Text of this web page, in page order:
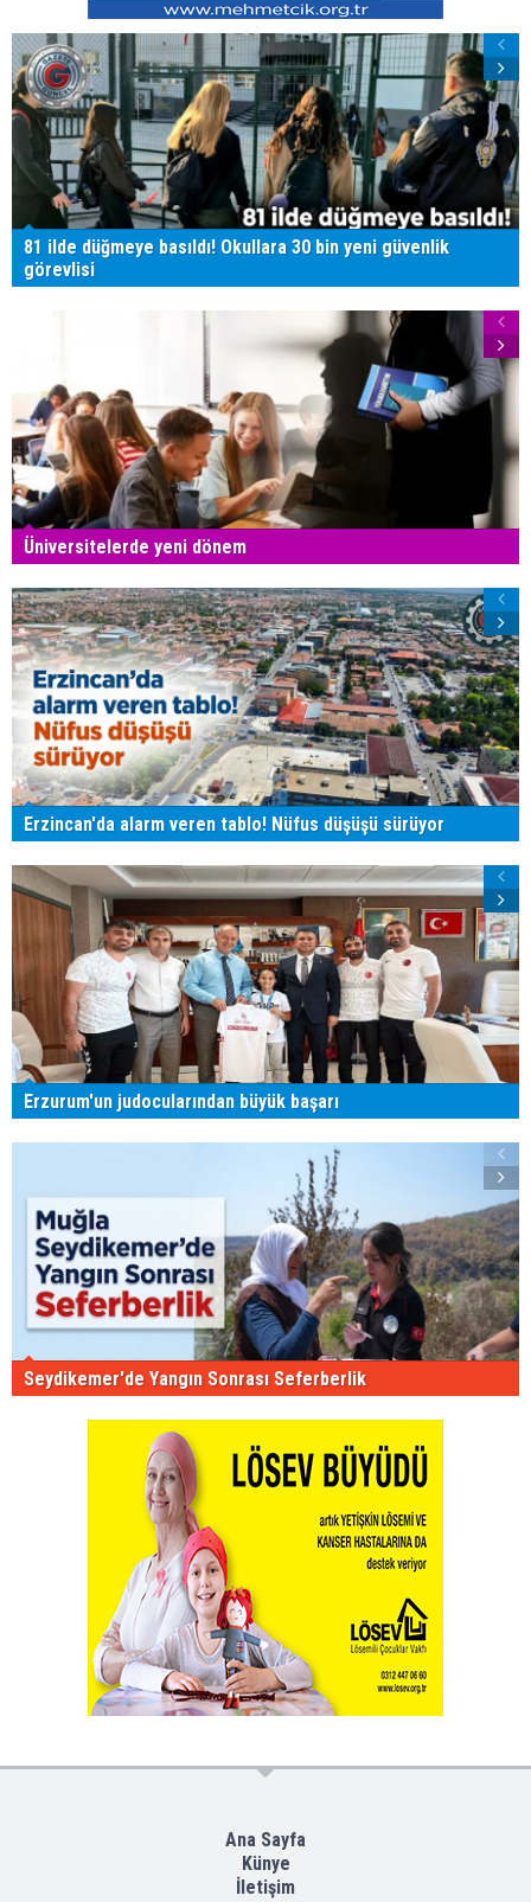
81 ilde düğmeye basıldı! Okullara 30 bin yeni güvenlik
görevlisi
Üniversitelerde yeni dönem
Erzincan'da alarm veren tablo! Nüfus düşüşü sürüyor
Erzurum'un judocularından büyük başarı
Seydikemer'de Yangın Sonrası Seferberlik
Ana Sayfa
Künye
İletişim